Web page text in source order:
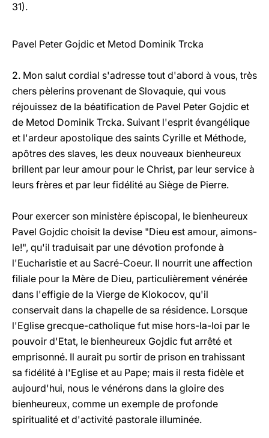
31).
Pavel Peter Gojdic et Metod Dominik Trcka
2. Mon salut cordial s'adresse tout d'abord à vous, très
chers pèlerins provenant de Slovaquie, qui vous
réjouissez de la béatification de Pavel Peter Gojdic et
de Metod Dominik Trcka. Suivant l'esprit évangélique
et l'ardeur apostolique des saints Cyrille et Méthode,
apôtres des slaves, les deux nouveaux bienheureux
brillent par leur amour pour le Christ, par leur service à
leurs frères et par leur fidélité au Siège de Pierre.
Pour exercer son ministère épiscopal, le bienheureux
Pavel Gojdic choisit la devise "Dieu est amour, aimons-
le!", qu'il traduisait par une dévotion profonde à
l'Eucharistie et au Sacré-Coeur. Il nourrit une affection
filiale pour la Mère de Dieu, particulièrement vénérée
dans l'effigie de la Vierge de Klokocov, qu'il
conservait dans la chapelle de sa résidence. Lorsque
l'Eglise grecque-catholique fut mise hors-la-loi par le
pouvoir d'Etat, le bienheureux Gojdic fut arrêté et
emprisonné. Il aurait pu sortir de prison en trahissant
sa fidélité à l'Eglise et au Pape; mais il resta fidèle et
aujourd'hui, nous le vénérons dans la gloire des
bienheureux, comme un exemple de profonde
spiritualité et d'activité pastorale illuminée.